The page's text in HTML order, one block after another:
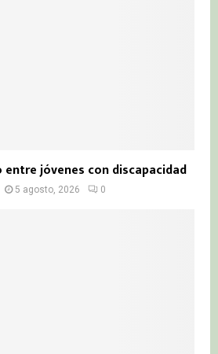
entre jóvenes con discapacidad
5 agosto, 2026 0